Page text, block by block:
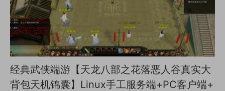
经典武侠端游【天龙八部之花落恶人谷真实大
背包天机锦囊】Linux手工服务端+PC客户端+